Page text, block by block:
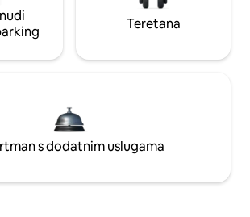
Teretana
s dodatnim uslugama